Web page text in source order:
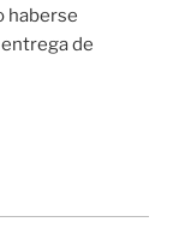
haberse
de